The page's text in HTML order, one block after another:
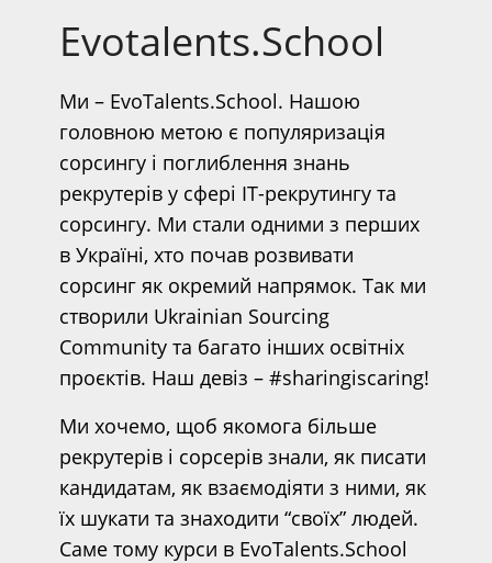
Evotalents.School
Ми – EvoTalents.School. Нашою
головною метою є популяризація
сорсингу і поглиблення знань
рекрутерів у сфері IT-рекрутингу та
сорсингу. Ми стали одними з перших
в Україні, хто почав розвивати
сорсинг як окремий напрямок. Так ми
створили Ukrainian Sourcing
Community та багато інших освітніх
проєктів. Наш девіз – #sharingiscaring!
Ми хочемо, щоб якомога більше
рекрутерів і сорсерів знали, як писати
кандидатам, як взаємодіяти з ними, як
їх шукати та знаходити “своїх” людей.
Саме тому курси в EvoTalents.School